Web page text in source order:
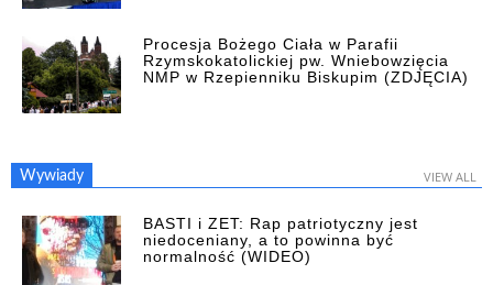
Procesja Bożego Ciała w Parafii
Rzymskokatolickiej pw. Wniebowzięcia
NMP w Rzepienniku Biskupim (ZDJĘCIA)
Wywiady VIEW ALL
BASTI i ZET: Rap patriotyczny jest
niedoceniany, a to powinna być
normalność (WIDEO)